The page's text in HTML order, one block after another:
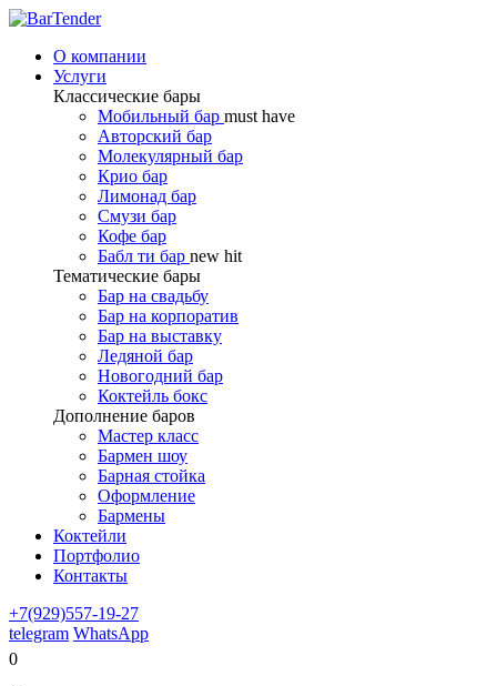
О компании
Услуги
Классические бары
Мобильный бар must have
Авторский бар
Молекулярный бар
Крио бар
Лимонад бар
Смузи бар
Кофе бар
Бабл ти бар new hit
Тематические бары
Бар на свадьбу
Бар на корпоратив
Бар на выставку
Ледяной бар
Новогодний бар
Коктейль бокс
Дополнение баров
Мастер класс
Бармен шоу
Барная стойка
Оформление
Бармены
Коктейли
Портфолио
Контакты
+7(929)557-19-27
telegram WhatsApp
0